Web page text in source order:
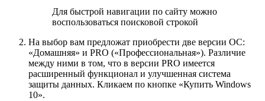
Для быстрой навигации по сайту можно
воспользоваться поисковой строкой
На выбор вам предложат приобрести две версии ОС:
«Домашняя» и PRO («Профессиональная»). Различие
между ними в том, что в версии PRO имеется
расширенный функционал и улучшенная система
защиты данных. Кликаем по кнопке «Купить Windows
10».